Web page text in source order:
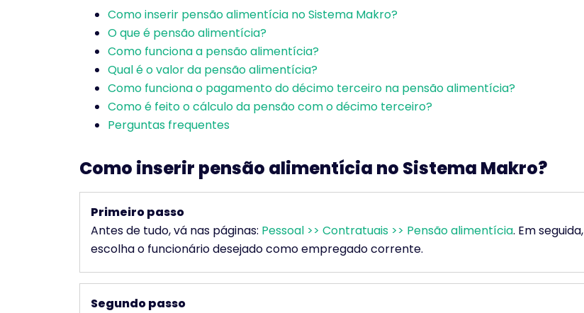
Como inserir pensão alimentícia no Sistema Makro?
O que é pensão alimentícia?
Como funciona a pensão alimentícia?
Qual é o valor da pensão alimentícia?
Como funciona o pagamento do décimo terceiro na pensão alimentícia?
Como é feito o cálculo da pensão com o décimo terceiro?
Perguntas frequentes
Como inserir pensão alimentícia no Sistema Makro?
Primeiro passo
Antes de tudo, vá nas páginas: Pessoal >> Contratuais >> Pensão alimentícia. Em seguida,
escolha o funcionário desejado como empregado corrente.
Segundo passo